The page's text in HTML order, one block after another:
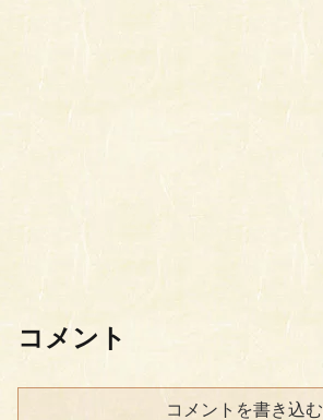
コメント
コメントを書き込む